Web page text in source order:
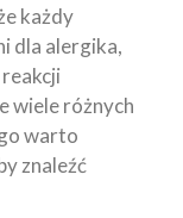
każdy
dla alergika,
wiele różnych
warto
znaleźć